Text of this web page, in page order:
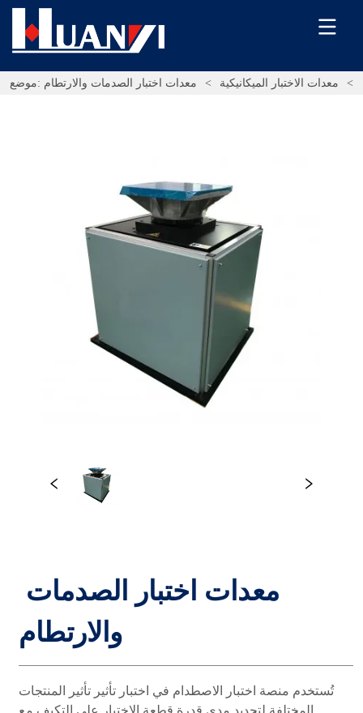
موضع: > معدات الاختبار الميكانيكية >
والارتطام ㅤ ㅤ